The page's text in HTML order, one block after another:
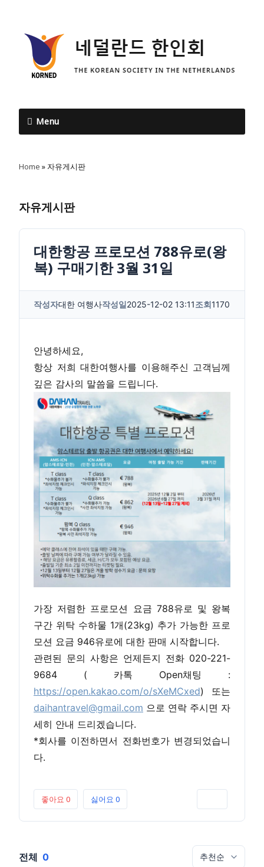
Menu
Home »자유게시판
자유게시판
대한항공 프로모션 788유로(왕
복) 구매기한 3월 31일
작성자대한 여행사작성일2025-12-02 13:11조회1170
안녕하세요,
항상 저희 대한여행사를 이용해주신 고객님께
깊은 감사의 말씀을 드립니다.
가장 저렴한 프로모션 요금 788유로 및 왕복
구간 위탁 수하물 1개(23kg) 추가 가능한 프로
모션 요금 946유로에 대한 판매 시작합니다.
관련된 문의 사항은 언제든지 전화 020-221-
9684 ( 카톡 Open채팅 :
https://open.kakao.com/o/sXeMCxed) 또는
daihantravel@gmail.com 으로 연락 주시면 자
세히 안내 드리겠습니다.
*회사를 이전하면서 전화번호가 변경되었습니
다.
좋아요 0 싫어요 0
전체 0